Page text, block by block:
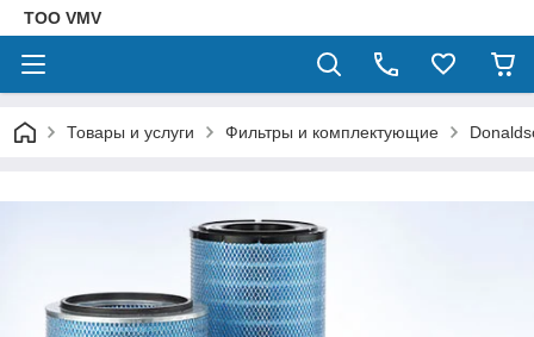
ТОО VMV
Товары и услуги Фильтры и комплектующие